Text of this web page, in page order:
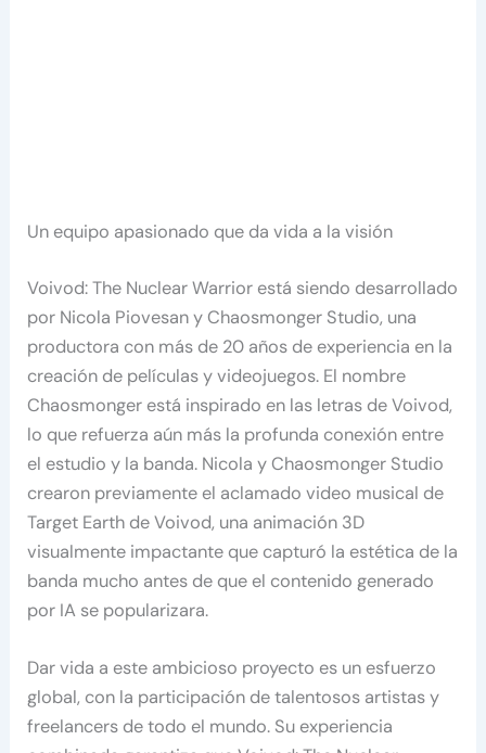
Un equipo apasionado que da vida a la visión
Voivod: The Nuclear Warrior está siendo desarrollado
por Nicola Piovesan y Chaosmonger Studio, una
productora con más de 20 años de experiencia en la
creación de películas y videojuegos. El nombre
Chaosmonger está inspirado en las letras de Voivod,
lo que refuerza aún más la profunda conexión entre
el estudio y la banda. Nicola y Chaosmonger Studio
crearon previamente el aclamado video musical de
Target Earth de Voivod, una animación 3D
visualmente impactante que capturó la estética de la
banda mucho antes de que el contenido generado
por IA se popularizara.
Dar vida a este ambicioso proyecto es un esfuerzo
global, con la participación de talentosos artistas y
freelancers de todo el mundo. Su experiencia